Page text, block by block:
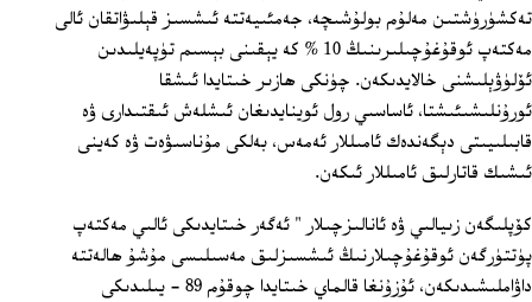
تەكشۈرۈشتىن مەلۇم بولۇشىچە، جەمئىيەتتە ئىشسىز قېلىۋاتقان ئالى
مەكتەپ ئوقۇغۇچىلىرىنىڭ 10 % كە يېقىنى بېسىم تۈپەيلىدىن
ئۆلۈۋېلىشنى خالايدىكەن. چۈنكى ھازىر خىتايدا ئىشقا
ئورۇنلىشىئىشتا، ئاساسىي رول ئوينايدىغان ئىشلەش ئىقتىدارى ۋە
قابىلىيىتى دېگەندەك ئامىللار ئەمەس، بەلكى مۇناسىۋەت ۋە كەينى
ئىشىك قاتارلىق ئامىللار ئىكەن.
كۆپلىگەن زىيالىي ۋە ئانالىزچىلار " ئەگەر خىتايدىكى ئالىي مەكتەپ
پۈتتۈرگەن ئوقۇغۇچىلارنىڭ ئىشسىزلىق مەسىلىسى مۇشۇ ھالەتتە
داۋاملىشىدىكەن، ئۇزۇنغا قالماي خىتايدا چوقۇم 89 ‏- يىلىدىكى